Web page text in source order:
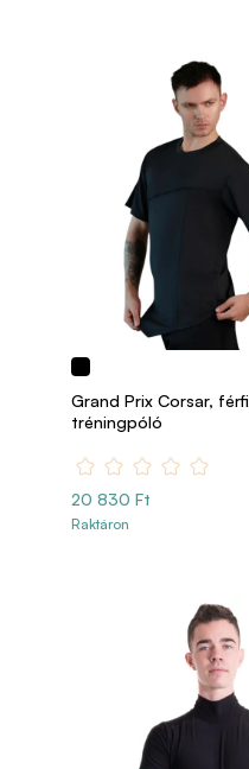
Grand Prix Corsar, férfi
tréningpóló
20 830 Ft
Raktáron